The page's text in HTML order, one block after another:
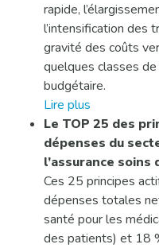
rapide,
l’intensification des
gravité des coûts
quelques classes
budgétaire.
Lire plus
Le TOP 25 des
dépenses du
l’assurance soins
Ces 25 principes
dépenses totales
santé pour les
des patients) et 18